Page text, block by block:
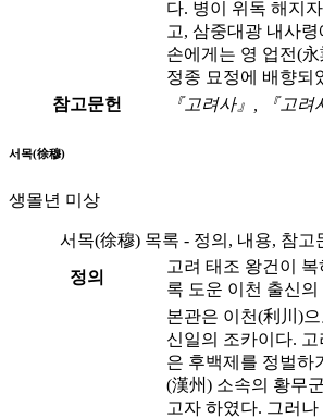
다. 병이 위독 해지
고, 삼중대광 내사
손에게는 영 업전(
정종 묘정에 배향되
참고문헌
『고려사』, 『고려
서목(徐穆)
생몰년 미상
서목(徐穆) 목록 - 정의, 내용, 참고
정의
고려 태조 왕건이
록 도운 이천 출신
본관은 이천(利川)
신일의 조카이다.
은 후백제를 정벌하
(漢州) 소속의 황무
고자 하였다. 그러